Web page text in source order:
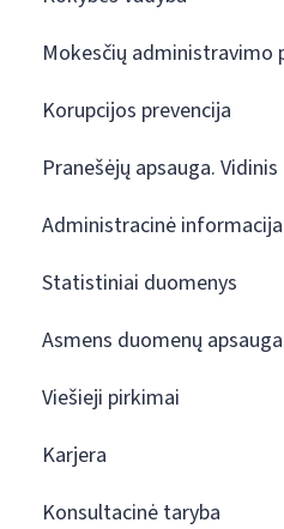
Mokesčių administravimo
Korupcijos prevencija
Pranešėjų apsauga.
Administracinė informacija
Statistiniai duomenys
Asmens duomenų apsauga
Viešieji pirkimai
Karjera
Konsultacinė taryba